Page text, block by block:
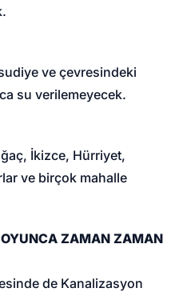
ve çevresindeki
su verilemeyecek.
İkizce, Hürriyet,
ve birçok mahalle
ZAMAN ZAMAN
de Kanalizasyon